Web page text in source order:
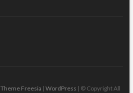
Theme Freesia | WordPress | © Copyright All